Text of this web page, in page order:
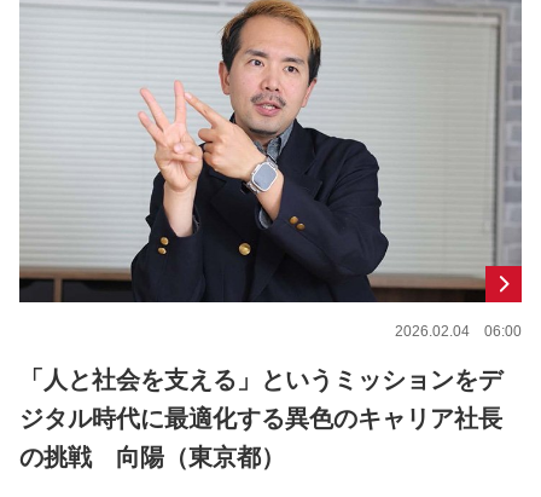
2026.02.04 06:00
「人と社会を支える」というミッションをデ
ジタル時代に最適化する異色のキャリア社長
の挑戦 向陽（東京都）